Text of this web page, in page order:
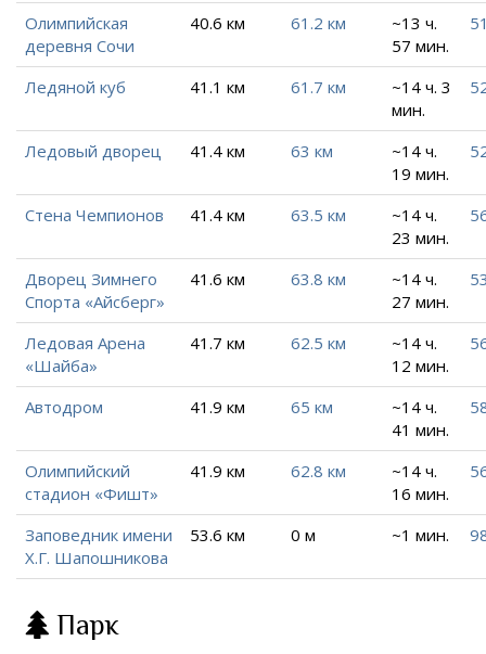
Олимпийская
деревня Сочи
40.6 км 61.2 км
~13 ч.
57 мин.
Ледяной куб 41.1 км 61.7 км
~14 ч. 3
мин.
Ледовый дворец 41.4 км 63 км
~14 ч.
19 мин.
Стена Чемпионов 41.4 км 63.5 км
~14 ч.
23 мин.
Дворец Зимнего
Спорта «Айсберг»
41.6 км 63.8 км
~14 ч.
27 мин.
Ледовая Арена
«Шайба»
41.7 км 62.5 км
~14 ч.
12 мин.
Автодром 41.9 км 65 км
~14 ч.
41 мин.
Олимпийский
стадион «Фишт»
41.9 км 62.8 км
~14 ч.
16 мин.
Заповедник имени
Х.Г. Шапошникова
53.6 км 0 м ~1 мин.
Парк